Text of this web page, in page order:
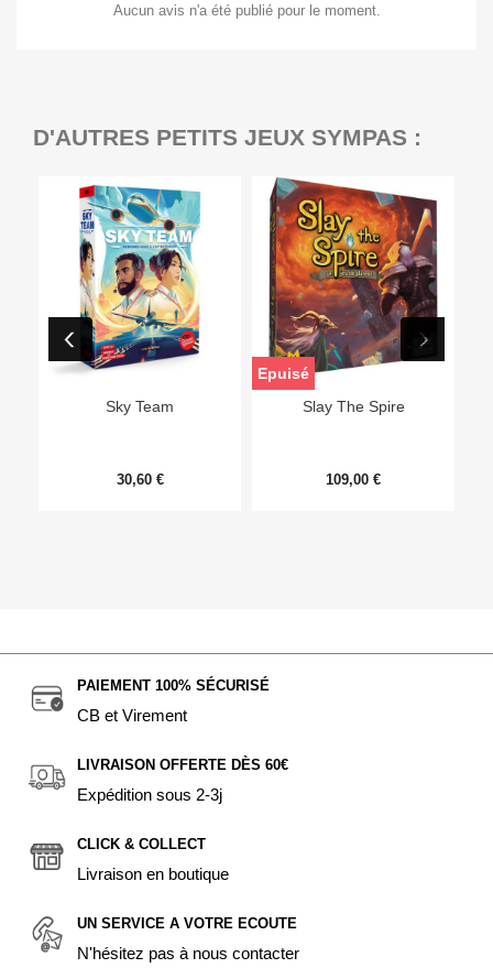
Aucun avis n'a été publié pour le moment.
D'AUTRES PETITS JEUX SYMPAS :
Sky Team
30,60 €
Slay The Spire
109,00 €
Epuisé
PAIEMENT 100% SÉCURISÉ
CB et Virement
LIVRAISON OFFERTE DÈS 60€
Expédition sous 2-3j
CLICK & COLLECT
Livraison en boutique
UN SERVICE A VOTRE ECOUTE
N'hésitez pas à nous contacter